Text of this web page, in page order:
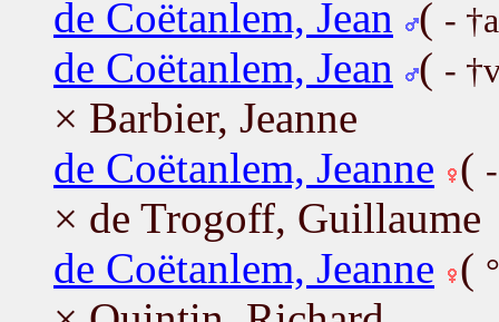
de Coëtanlem, Jean ( -
de Coëtanlem, Jean ( -
× Barbier, Jeanne
de Coëtanlem, Jeanne (
× de Trogoff, Guillaume
de Coëtanlem, Jeanne (